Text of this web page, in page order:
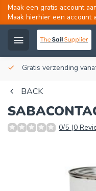
Maak een gratis account
Maak hierhier een account
Gratis verzending
BACK
0/5 (0